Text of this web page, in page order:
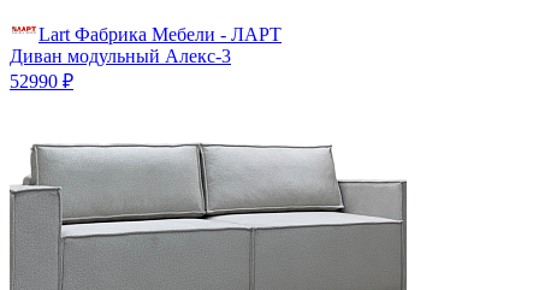
Lart Фабрика Мебели - ЛАРТ
Диван модульный Алекс-3
52990 ₽